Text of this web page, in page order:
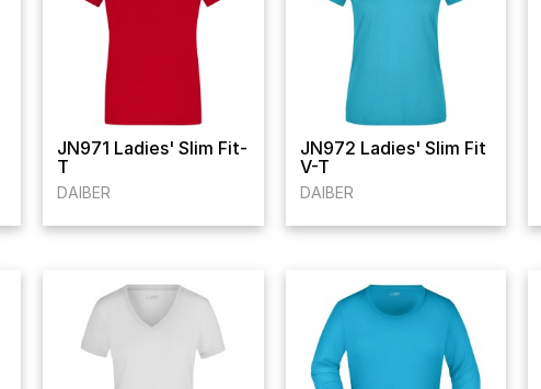
JN971 Ladies' Slim Fit-
T
DAIBER
JN972 Ladies' Slim Fit
V-T
DAIBER